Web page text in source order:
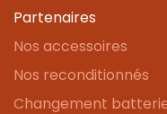
Partenaires
Nos accessoires
Nos reconditionnés
Changement